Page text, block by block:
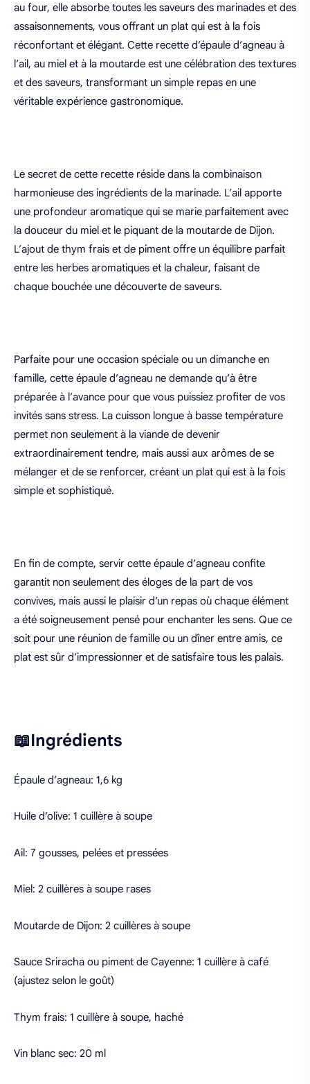
au four, elle absorbe toutes les saveurs des marinades et des
assaisonnements, vous offrant un plat qui est à la fois
réconfortant et élégant. Cette recette d’épaule d’agneau à
l’ail, au miel et à la moutarde est une célébration des textures
et des saveurs, transformant un simple repas en une
véritable expérience gastronomique.
Le secret de cette recette réside dans la combinaison
harmonieuse des ingrédients de la marinade. L’ail apporte
une profondeur aromatique qui se marie parfaitement avec
la douceur du miel et le piquant de la moutarde de Dijon.
L’ajout de thym frais et de piment offre un équilibre parfait
entre les herbes aromatiques et la chaleur, faisant de
chaque bouchée une découverte de saveurs.
Parfaite pour une occasion spéciale ou un dimanche en
famille, cette épaule d’agneau ne demande qu’à être
préparée à l’avance pour que vous puissiez profiter de vos
invités sans stress. La cuisson longue à basse température
permet non seulement à la viande de devenir
extraordinairement tendre, mais aussi aux arômes de se
mélanger et de se renforcer, créant un plat qui est à la fois
simple et sophistiqué.
En fin de compte, servir cette épaule d’agneau confite
garantit non seulement des éloges de la part de vos
convives, mais aussi le plaisir d’un repas où chaque élément
a été soigneusement pensé pour enchanter les sens. Que ce
soit pour une réunion de famille ou un dîner entre amis, ce
plat est sûr d’impressionner et de satisfaire tous les palais.
📖Ingrédients
Épaule d’agneau: 1,6 kg
Huile d’olive: 1 cuillère à soupe
Ail: 7 gousses, pelées et pressées
Miel: 2 cuillères à soupe rases
Moutarde de Dijon: 2 cuillères à soupe
Sauce Sriracha ou piment de Cayenne: 1 cuillère à café
(ajustez selon le goût)
Thym frais: 1 cuillère à soupe, haché
Vin blanc sec: 20 ml